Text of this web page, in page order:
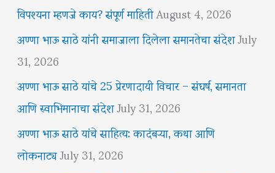
विपश्यना म्हणजे काय? संपूर्ण माहितीAugust 4, 2026
अण्णा भाऊ साठे यांनी समाजाला दिलेला समानतेचा संदेशJuly
31, 2026
अण्णा भाऊ साठे यांचे 25 प्रेरणादायी विचार – संघर्ष, समानता
आणि स्वाभिमानाचा संदेशJuly 31, 2026
अण्णा भाऊ साठे यांचे साहित्य: कादंबऱ्या, कथा आणि
लोकनाट्यJuly 31, 2026